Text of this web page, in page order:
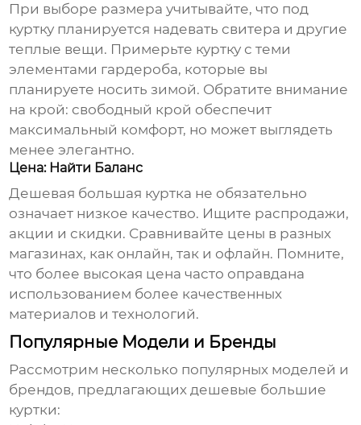
При выборе размера учитывайте, что под
куртку планируется надевать свитера и другие
теплые вещи. Примерьте куртку с теми
элементами гардероба, которые вы
планируете носить зимой. Обратите внимание
на крой: свободный крой обеспечит
максимальный комфорт, но может выглядеть
менее элегантно.
Цена: Найти Баланс
Дешевая большая куртка не обязательно
означает низкое качество. Ищите распродажи,
акции и скидки. Сравнивайте цены в разных
магазинах, как онлайн, так и офлайн. Помните,
что более высокая цена часто оправдана
использованием более качественных
материалов и технологий.
Популярные Модели и Бренды
Рассмотрим несколько популярных моделей и
брендов, предлагающихдешевые большие
куртки: